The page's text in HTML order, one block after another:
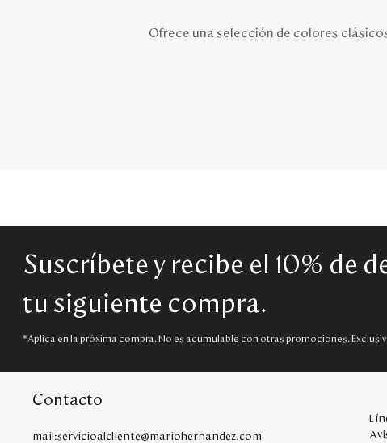
Ofrece una selección de colores
Suscríbete y recibe el 10% de
tu siguiente compra.
*Aplica en la próxima compra. No es acumulable con otras promociones.
Contacto
mail:servicioalcliente@mariohernandez.com